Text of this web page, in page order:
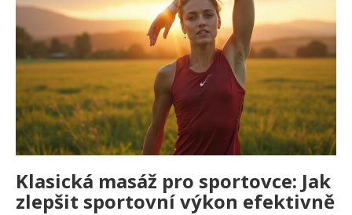
Klasická masáž pro sportovce: Jak
zlepšit sportovní výkon efektivně